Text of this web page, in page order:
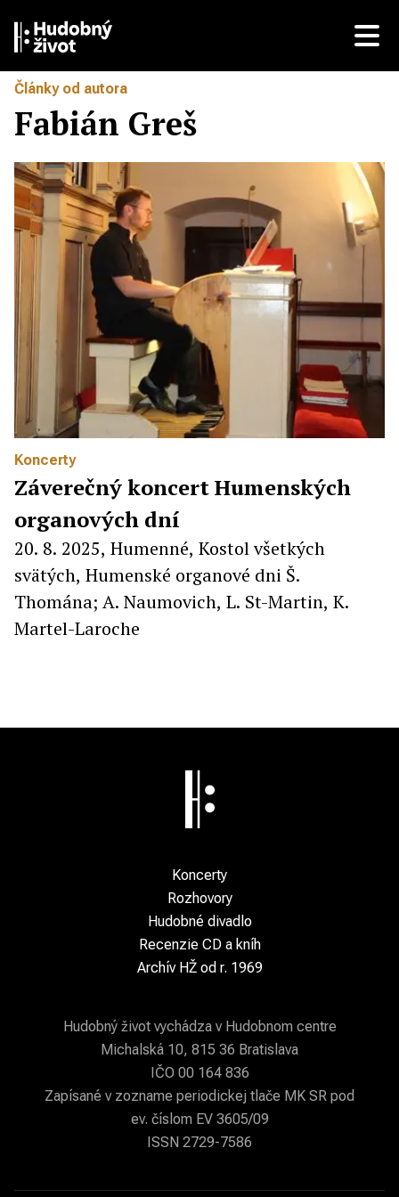
Články od autora
Fabián Greš
Koncerty
Záverečný koncert Humenských
organových dní
20. 8. 2025, Humenné, Kostol všetkých
svätých, Humenské organové dni Š.
Thomána; A. Naumovich, L. St-Martin, K.
Martel-Laroche
Koncerty
Rozhovory
Hudobné divadlo
Recenzie CD a kníh
Archív HŽ od r. 1969
Hudobný život vychádza v Hudobnom centre
Michalská 10, 815 36 Bratislava
IČO 00 164 836
Zapísané v zozname periodickej tlače MK SR pod
ev. číslom EV 3605/09
ISSN 2729-7586